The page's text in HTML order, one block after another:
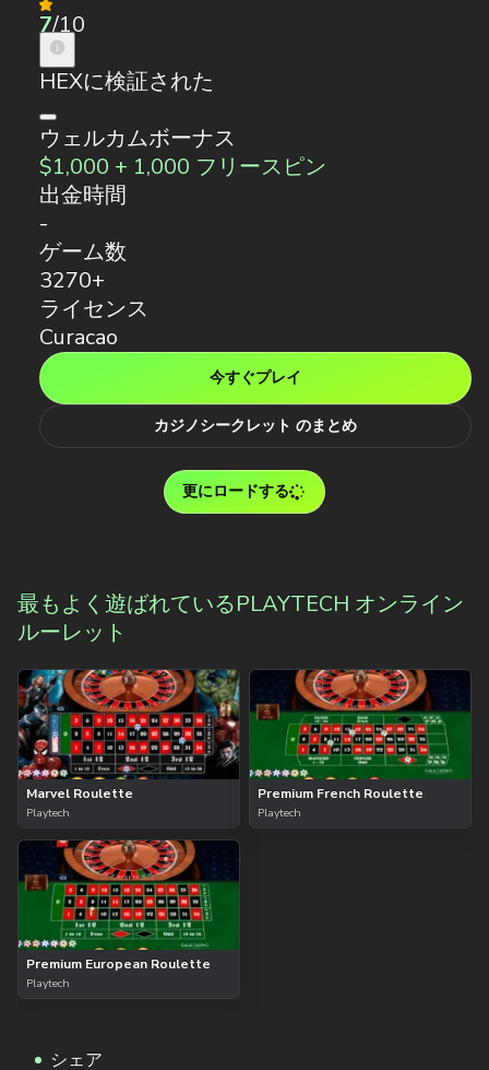
7/10
HEXに検証された
ウェルカムボーナス
$1,000 + 1,000 フリースピン
出金時間
-
ゲーム数
3270+
ライセンス
Curacao
今すぐプレイ
カジノシークレット のまとめ
更にロードする
最もよく遊ばれているPLAYTECH オンライン
ルーレット
Marvel Roulette
Playtech
Premium French Roulette
Playtech
Premium European Roulette
Playtech
シェア